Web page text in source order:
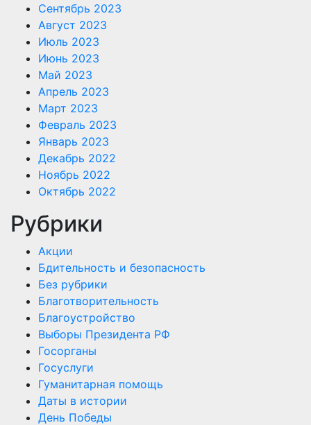
Сентябрь 2023
Август 2023
Июль 2023
Июнь 2023
Май 2023
Апрель 2023
Март 2023
Февраль 2023
Январь 2023
Декабрь 2022
Ноябрь 2022
Октябрь 2022
Рубрики
Акции
Бдительность и безопасность
Без рубрики
Благотворительность
Благоустройство
Выборы Президента РФ
Госорганы
Госуслуги
Гуманитарная помощь
Даты в истории
День Победы